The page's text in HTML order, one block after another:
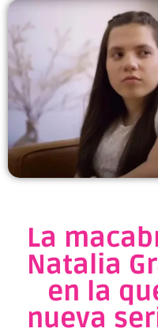
La
Natalia
en la
nueva